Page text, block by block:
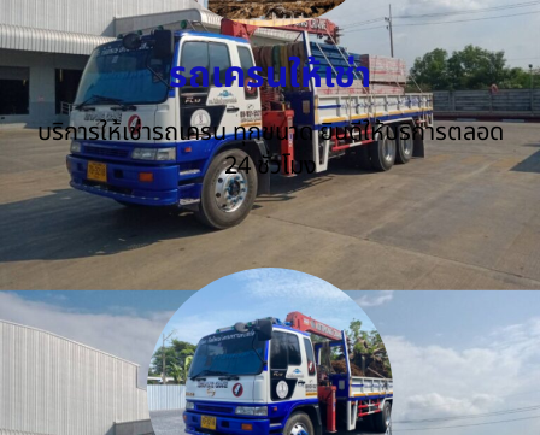
รถเครนให้เช่า
บริการให้เช่ารถเครน ทุกขนาด ยินดีให้บริการตลอด
24 ชั่วโมง